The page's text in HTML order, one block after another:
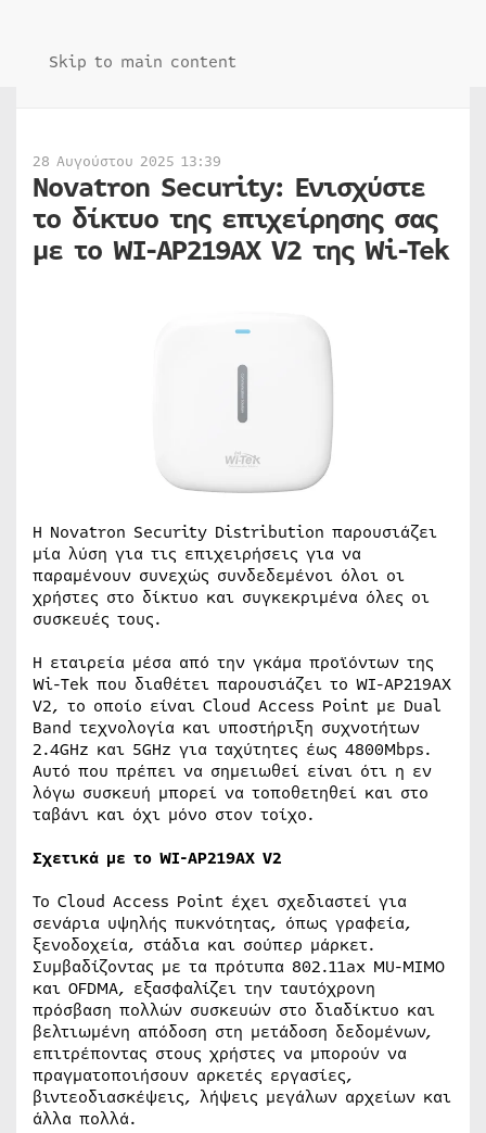
Skip to main content
28 Αυγούστου 2025 13:39
Novatron Security: Ενισχύστε
το δίκτυο της επιχείρησης σας
με το WI-AP219AX V2 της Wi-Tek
Η Νovatron Security Distribution παρουσιάζει
μία λύση για τις επιχειρήσεις για να
παραμένουν συνεχώς συνδεδεμένοι όλοι οι
χρήστες στο δίκτυο και συγκεκριμένα όλες οι
συσκευές τους.
Η εταιρεία μέσα από την γκάμα προϊόντων της
Wi-Tek που διαθέτει παρουσιάζει το WI-AP219AX
V2, το οποίο είναι Cloud Access Point με Dual
Band τεχνολογία και υποστήριξη συχνοτήτων
2.4GHz και 5GHz για ταχύτητες έως 4800Mbps.
Αυτό που πρέπει να σημειωθεί είναι ότι η εν
λόγω συσκευή μπορεί να τοποθετηθεί και στο
ταβάνι και όχι μόνο στον τοίχο.
Σχετικά με το WI-AP219AX V2
Το Cloud Access Point έχει σχεδιαστεί για
σενάρια υψηλής πυκνότητας, όπως γραφεία,
ξενοδοχεία, στάδια και σούπερ μάρκετ.
Συμβαδίζοντας με τα πρότυπα 802.11ax MU-MIMO
και OFDMA, εξασφαλίζει την ταυτόχρονη
πρόσβαση πολλών συσκευών στο διαδίκτυο και
βελτιωμένη απόδοση στη μετάδοση δεδομένων,
επιτρέποντας στους χρήστες να μπορούν να
πραγματοποιήσουν αρκετές εργασίες,
βιντεοδιασκέψεις, λήψεις μεγάλων αρχείων και
άλλα πολλά.